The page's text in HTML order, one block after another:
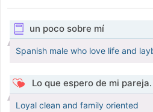
un poco sobre mí
Spanish male who love life and
Lo que espero de mi pareja.
Loyal clean and family oriented